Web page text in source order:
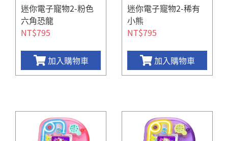
迷你電子寵物2-粉色
六角恐龍
NT$795
加入購物車
迷你電子寵物2-稀有
小熊
NT$795
加入購物車